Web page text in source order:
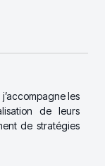
les
de leurs
de stratégies